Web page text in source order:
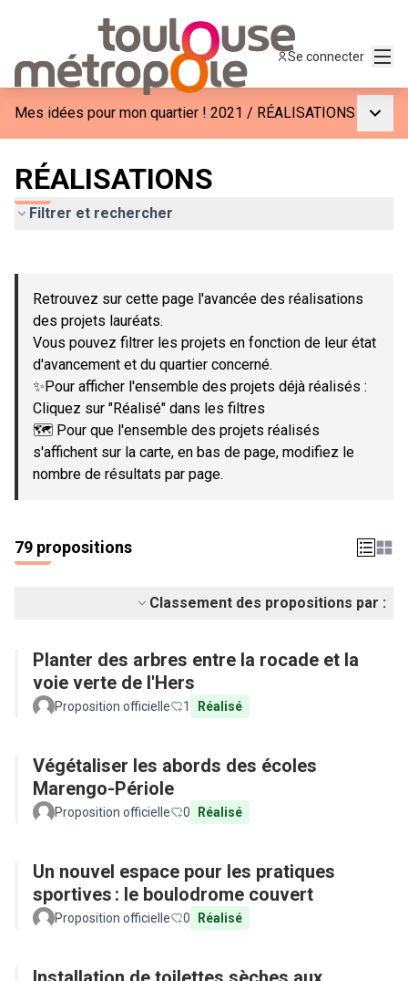
Se connecter
Mes idées pour mon quartier ! 2021 / RÉALISATIONS
RÉALISATIONS
Filtrer et rechercher
−
Retrouvez sur cette page l'avancée des réalisations
des projets lauréats.
Vous pouvez filtrer les projets en fonction de leur état
d'avancement et du quartier concerné.
✨Pour afficher l'ensemble des projets déjà réalisés :
Cliquez sur "Réalisé" dans les filtres
🗺️ Pour que l'ensemble des projets réalisés
s'affichent sur la carte, en bas de page, modifiez le
nombre de résultats par page.
79 propositions
Classement des propositions par :
Planter des arbres entre la rocade et la
voie verte de l'Hers
Proposition officielle 1 Réalisé
Végétaliser les abords des écoles
Marengo-Périole
Proposition officielle 0 Réalisé
Un nouvel espace pour les pratiques
sportives : le boulodrome couvert
Proposition officielle 0 Réalisé